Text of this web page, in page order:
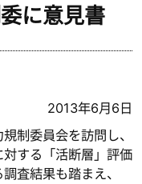
に意見書
2013年6月6日
制委員会を訪問し、
する「活断層」評価
査結果も踏まえ、